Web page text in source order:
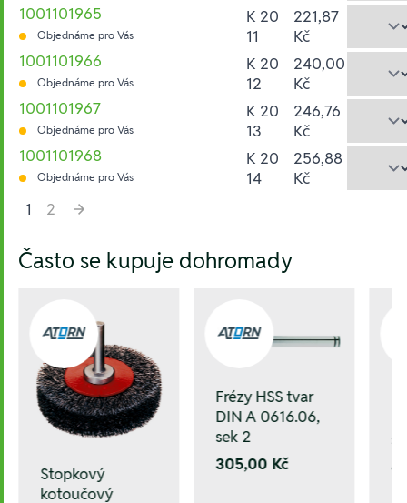
1001101965
Objednáme pro Vás
K 20
11
221,87
Kč
1001101966
Objednáme pro Vás
K 20
12
240,00
Kč
1001101967
Objednáme pro Vás
K 20
13
246,76
Kč
1001101968
Objednáme pro Vás
K 20
14
256,88
Kč
1
2
Často se kupuje dohromady
Stopkový
kotoučový
Frézy HSS tvar
DIN A 0616.06,
sek 2
305,00 Kč